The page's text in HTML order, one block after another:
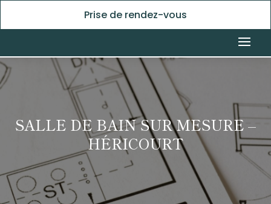
Prise de rendez-vous
SALLE DE BAIN SUR MESURE –
HÉRICOURT